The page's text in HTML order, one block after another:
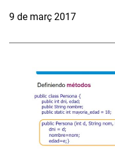
9 de març 2017